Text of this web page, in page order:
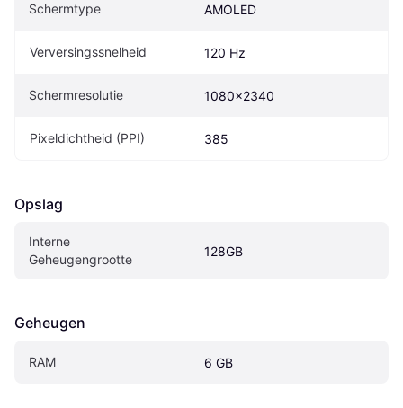
Schermtype AMOLED
Verversingssnelheid 120 Hz
Schermresolutie 1080x2340
Pixeldichtheid (PPI) 385
Opslag
Interne
Geheugengrootte
128GB
Geheugen
RAM 6 GB